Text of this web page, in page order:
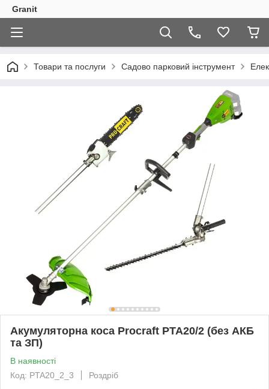
Granit
Товари та послуги Садово парковий інструмент
Акумуляторна коса Procraft PTA20/2 (без АКБ
та ЗП)
В наявності
Код: PTA20_2_3
Роздріб